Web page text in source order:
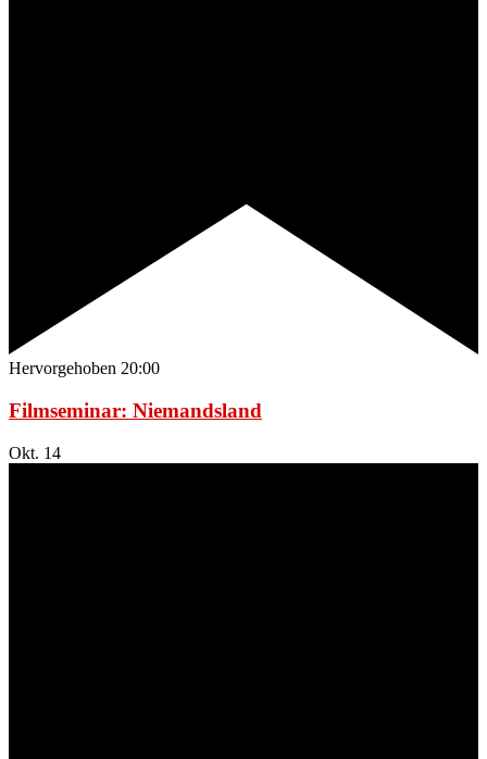
Hervorgehoben 20:00
Filmseminar: Niemandsland
Okt. 14